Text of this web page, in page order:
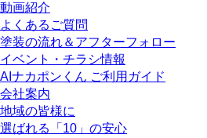
動画紹介
よくあるご質問
塗装の流れ＆アフターフォロー
イベント・チラシ情報
AIナカポンくん ご利用ガイド
会社案内
地域の皆様に
選ばれる「10」の安心